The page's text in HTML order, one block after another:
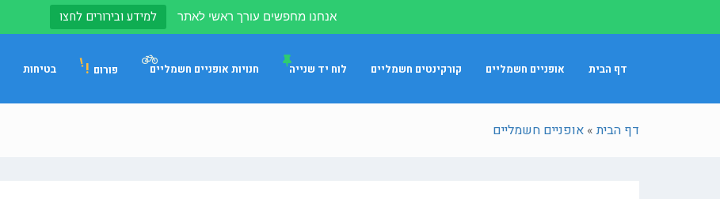
אנחנו מחפשים עורך ראשי לאתר למידע ובירורים לחצו
דף הבית אופניים חשמליים קורקינטים חשמליים לוח יד שנייה חנויות אופניים חשמליים פורום ! בטיחות
דף הבית» אופניים חשמליים